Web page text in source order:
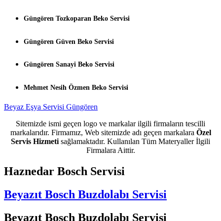
Güngören Tozkoparan Beko Servisi
Güngören Güven Beko Servisi
Güngören Sanayi Beko Servisi
Mehmet Nesih Özmen Beko Servisi
Beyaz Eşya Servisi Güngören
Sitemizde ismi geçen logo ve markalar ilgili firmaların tescilli
markalarıdır. Firmamız, Web sitemizde adı geçen markalara Özel
Servis Hizmeti sağlamaktadır. Kullanılan Tüm Materyaller İlgili
Firmalara Aittir.
Haznedar Bosch Servisi
Beyazıt Bosch Buzdolabı Servisi
Beyazıt Bosch Buzdolabı Servisi